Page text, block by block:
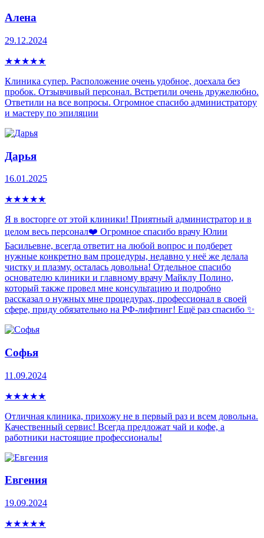
Алена
29.12.2024
★★★★★
Клиника супер. Расположение очень удобное, доехала без
пробок. Отзывчивый персонал. Встретили очень дружелюбно.
Ответили на все вопросы. Огромное спасибо администратору
и мастеру по эпиляции
Дарья
16.01.2025
★★★★★
Я в восторге от этой клиники! Приятный администратор и в
целом весь персонал❤️ Огромное спасибо врачу Юлии
Басильевне, всегда ответит на любой вопрос и подберет
нужные конкретно вам процедуры, недавно у неё же делала
чистку и плазму, осталась довольна! Отдельное спасибо
основателю клиники и главному врачу Майклу Полино,
который также провел мне консультацию и подробно
рассказал о нужных мне процедурах, профессионал в своей
сфере, приду обязательно на РФ-лифтинг! Ещё раз спасибо ✨
Софья
11.09.2024
★★★★★
Отличная клиника, прихожу не в первый раз и всем довольна.
Качественный сервис! Всегда предложат чай и кофе, а
работники настоящие профессионалы!
Евгения
19.09.2024
★★★★★